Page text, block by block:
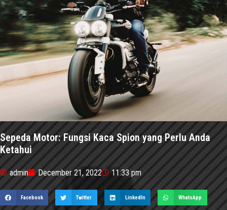
Sepeda Motor: Fungsi Kaca Spion yang Perlu Anda
Ketahui
admin December 21, 2022 11:33 pm
Facebook Twitter LinkedIn WhatsApp